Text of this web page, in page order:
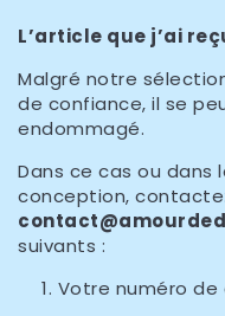
L’article que j’ai
Malgré notre
de confiance, il se
endommagé.
Dans ce cas ou dans
conception,
suivants :
Votre numéro de